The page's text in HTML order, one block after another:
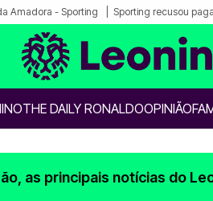
Amadora - Sporting Sporting recusou
THE DAILY RONALDOOPINIÃO
as principais notícias do